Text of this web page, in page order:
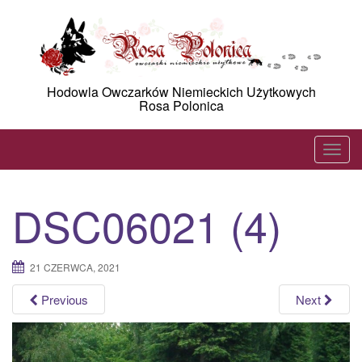
Hodowla Owczarków Niemieckich Użytkowych
Rosa Polonica
T
o
v
i
g
DSC06021 (4)
21 CZERWCA, 2021
Previous Next